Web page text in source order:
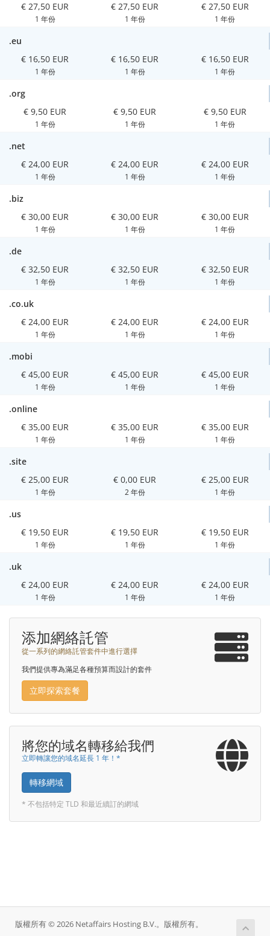
€ 27,50 EUR
1 年份
€ 27,50 EUR
1 年份
€ 27,50 EUR
1 年份
.eu
€ 16,50 EUR
1 年份
€ 16,50 EUR
1 年份
€ 16,50 EUR
1 年份
.org
€ 9,50 EUR
1 年份
€ 9,50 EUR
1 年份
€ 9,50 EUR
1 年份
.net
€ 24,00 EUR
1 年份
€ 24,00 EUR
1 年份
€ 24,00 EUR
1 年份
.biz
€ 30,00 EUR
1 年份
€ 30,00 EUR
1 年份
€ 30,00 EUR
1 年份
.de
€ 32,50 EUR
1 年份
€ 32,50 EUR
1 年份
€ 32,50 EUR
1 年份
.co.uk
€ 24,00 EUR
1 年份
€ 24,00 EUR
1 年份
€ 24,00 EUR
1 年份
.mobi
€ 45,00 EUR
1 年份
€ 45,00 EUR
1 年份
€ 45,00 EUR
1 年份
.online
€ 35,00 EUR
1 年份
€ 35,00 EUR
1 年份
€ 35,00 EUR
1 年份
.site
€ 25,00 EUR
1 年份
€ 0,00 EUR
2 年份
€ 25,00 EUR
1 年份
.us
€ 19,50 EUR
1 年份
€ 19,50 EUR
1 年份
€ 19,50 EUR
1 年份
.uk
€ 24,00 EUR
1 年份
€ 24,00 EUR
1 年份
€ 24,00 EUR
1 年份
添加網絡託管
從一系列的網絡託管套件中進行選擇
我們提供專為滿足各種預算而設計的套件
立即探索套餐
將您的域名轉移給我們
立即轉讓您的域名延長 1 年！*
轉移網域
* 不包括特定 TLD 和最近續訂的網域
版權所有 © 2026 Netaffairs Hosting B.V.。版權所有。